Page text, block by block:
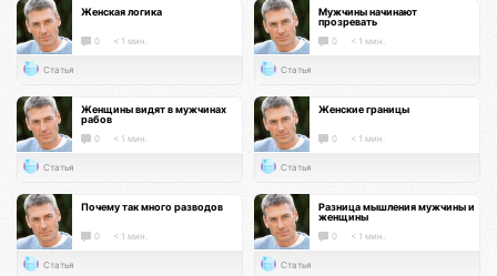
Женская логика
0 < 1 мин.
Статья
Мужчины начинают
прозревать
0 < 1 мин.
Статья
Женщины видят в мужчинах
рабов
0 < 1 мин.
Статья
Женские границы
0 < 1 мин.
Статья
Почему так много разводов
0 < 1 мин.
Статья
Разница мышления мужчины и
женщины
0 < 1 мин.
Статья